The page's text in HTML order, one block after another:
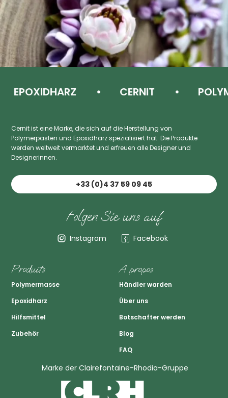
EPOXIDHARZ CERNIT
Cernit ist eine Marke, die sich auf die Herstellung von
Polymerpasten und Epoxidharz spezialisiert hat. Die Produkte
werden weltweit vermarktet und erfreuen alle Designer und
Designerinnen.
+33 (0)4 37 59 09 45
Folgen Sie uns auf
Instagram Facebook
Produits
Polymermasse
Epoxidharz
Hilfsmittel
Zubehör
A propos
Händler warden
Über uns
Botschafter werden
Blog
FAQ
Marke der Clairefontaine-Rhodia-Gruppe